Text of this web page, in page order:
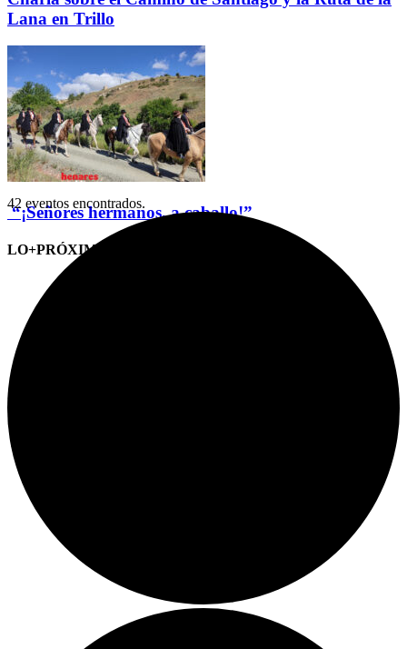
Lana en Trillo
“¡Señores hermanos, a caballo!”
LO+PRÓXIMO (CITAS)
42 eventos encontrados.